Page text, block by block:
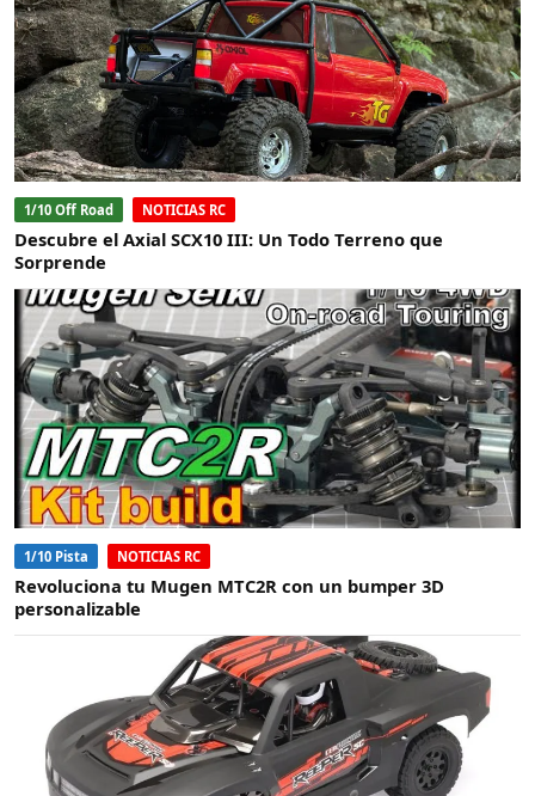
1/10 Off Road NOTICIAS RC
Descubre el Axial SCX10 III: Un Todo Terreno que
Sorprende
1/10 Pista NOTICIAS RC
Revoluciona tu Mugen MTC2R con un bumper 3D
personalizable